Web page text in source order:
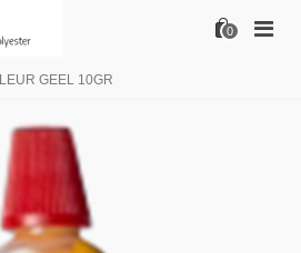
0
GEEL 10GR